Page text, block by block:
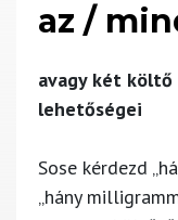
az /
avagy két
lehetőségei
Sose kérdezd
„hány